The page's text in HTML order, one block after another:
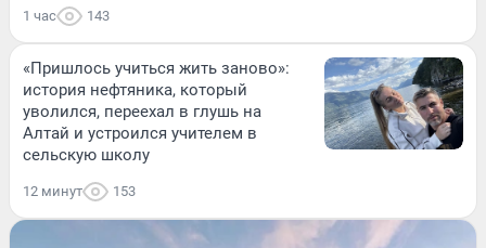
1 час 143
«Пришлось учиться жить заново»:
история нефтяника, который
уволился, переехал в глушь на
Алтай и устроился учителем в
сельскую школу
12 минут 153